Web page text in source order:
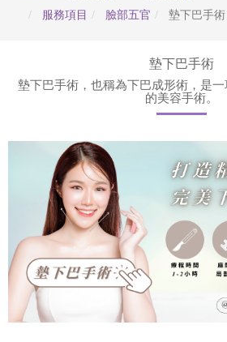
服務項目
臉部五官 墊下巴手術
墊下巴手術
墊下巴手術，也稱為下巴成形術，是
的美容手術。